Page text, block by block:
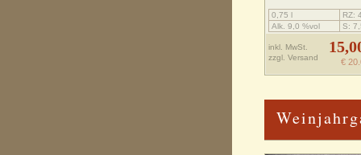
0,75 l
RZ:
Alk. 9,0 %vol
S:
inkl. MwSt.
zzgl. Versand €